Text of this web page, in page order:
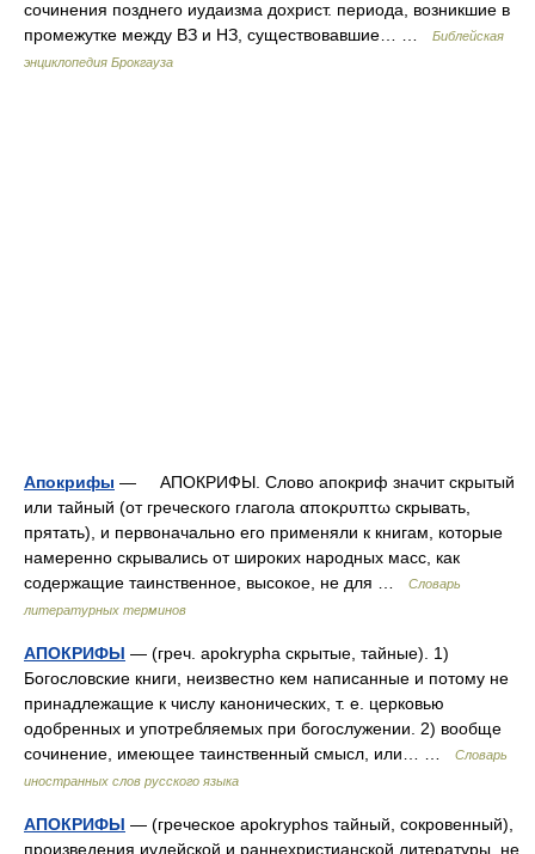
сочинения позднего иудаизма дохрист. периода, возникшие в
промежутке между ВЗ и НЗ, существовавшие… …
Библейская
энциклопедия Брокгауза
Апокрифы — АПОКРИФЫ. Слово апокриф значит скрытый
или тайный (от греческого глагола αποκρυπτω скрывать,
прятать), и первоначально его применяли к книгам, которые
намеренно скрывались от широких народных масс, как
содержащие таинственное, высокое, не для …
Словарь
литературных терминов
АПОКРИФЫ — (греч. apokrypha скрытые, тайные). 1)
Богословские книги, неизвестно кем написанные и потому не
принадлежащие к числу канонических, т. е. церковью
одобренных и употребляемых при богослужении. 2) вообще
сочинение, имеющее таинственный смысл, или… …
Словарь
иностранных слов русского языка
АПОКРИФЫ — (греческое apokryphos тайный, сокровенный),
произведения иудейской и раннехристианской литературы, не